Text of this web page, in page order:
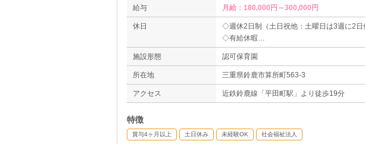
給与 月給：180,000円～300,000円
休日
◇週休2日制（土日祝他：土曜日は3週に2日
◇有給休暇
◇育児休業取得実績あり
◇介護休業取得実績あり
※年間休日数105日
施設形態 認可保育園
所在地 三重県鈴鹿市算所町563-3
アクセス 近鉄鈴鹿線「平田町駅」より徒歩19分
特徴
賞与4ヶ月以上 土日休み 未経験OK 社会福祉法人